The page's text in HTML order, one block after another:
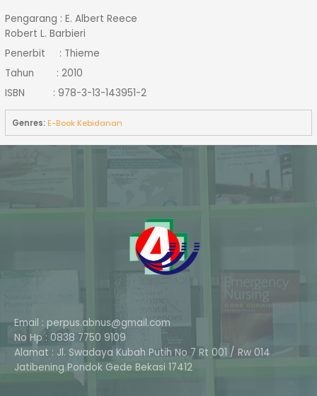
Pengarang : E. Albert Reece
Robert L. Barbieri
Penerbit : Thieme
Tahun : 2010
ISBN : 978-3-13-143951-2
Genres:E-Book Kebidanan
Email : perpus.abnus@gmail.com
No Hp : 0838 7750 9109
Alamat : Jl. Swadaya Kubah Putih No 7 Rt 001 / Rw 014
Jatibening Pondok Gede Bekasi 17412